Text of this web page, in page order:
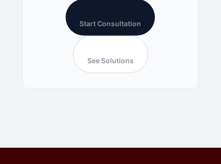
Start Consultation
See Solutions